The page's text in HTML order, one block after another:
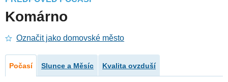
Komárno
Označit jako domovské město
Počasí Slunce a Měsíc Kvalita ovzduší